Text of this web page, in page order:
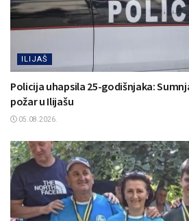
ILIJAŠ
Policija uhapsila 25-godišnjaka:
požar u Ilijašu
05.08.2026.